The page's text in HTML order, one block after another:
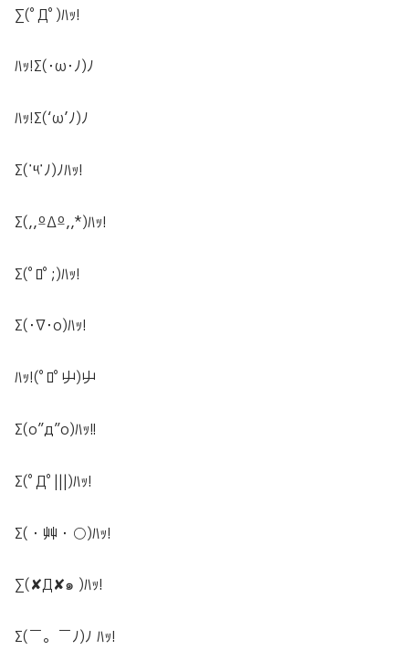
∑(ﾟДﾟ)ﾊｯ!
ﾊｯ!Σ(･ω･ﾉ)ﾉ
ﾊｯ!Σ(‘ω’ﾉ)ﾉ
Σ(˙༥˙ﾉ)ﾉﾊｯ!
Σ(,,ºΔº,,*)ﾊｯ!
Σ(ﾟﾛﾟ;)ﾊｯ!
Σ(･∇･o)ﾊｯ!
ﾊｯ!(ﾟﾛﾟ屮)屮
Σ(o”д”o)ﾊｯ!!
Σ(ﾟДﾟ|||)ﾊｯ!
Σ(・艸・○)ﾊｯ!
∑(✘Д✘๑ )ﾊｯ!
Σ(￣。￣ﾉ)ﾉ ﾊｯ!